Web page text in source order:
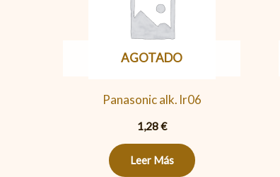
AGOTADO
Panasonic alk. lr06
1,28€
Leer Más